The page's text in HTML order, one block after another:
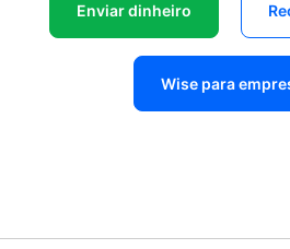
Enviar dinheiro
Wise para